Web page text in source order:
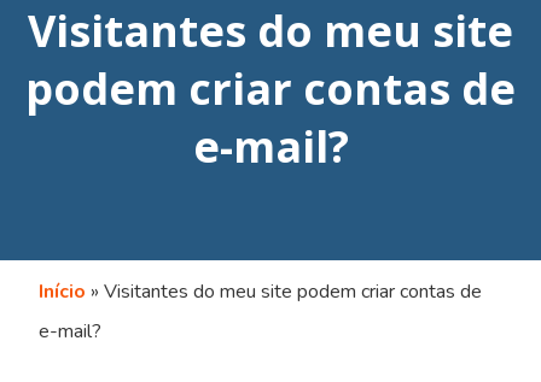
Visitantes do meu site
podem criar contas de
e-mail?
Início »Visitantes do meu site podem criar contas de
e-mail?